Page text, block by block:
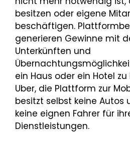
besitzen oder eigene
beschäftigen.
generieren Gewinne mit
Unterkünften und
ein Haus oder ein Hotel
Uber, die Plattform zur
besitzt selbst keine
keine eignen Fahrer für
Dienstleistungen.